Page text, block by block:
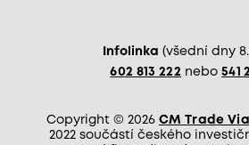
Infolinka (všední dny
602 813 222 nebo 541
Copyright © 2026 CM Trade Via
2022 součástí českého